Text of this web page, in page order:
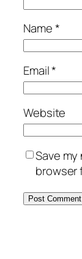
Name*
Email*
Website
Save
browser